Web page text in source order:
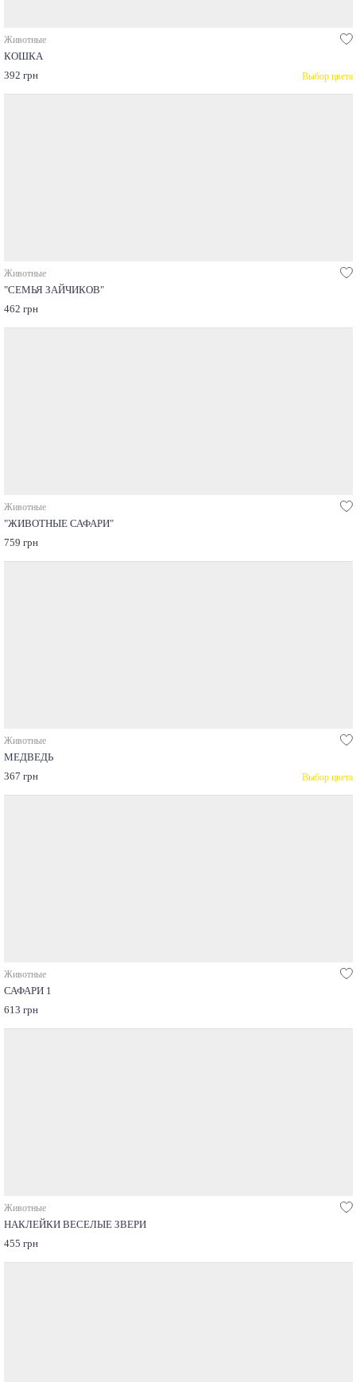
Животные
КОШКА
392 грн
Выбор цвета
Животные
"СЕМЬЯ ЗАЙЧИКОВ"
462 грн
Животные
"ЖИВОТНЫЕ САФАРИ"
759 грн
Животные
МЕДВЕДЬ
367 грн
Выбор цвета
Животные
САФАРИ 1
613 грн
Животные
НАКЛЕЙКИ ВЕСЕЛЫЕ ЗВЕРИ
455 грн